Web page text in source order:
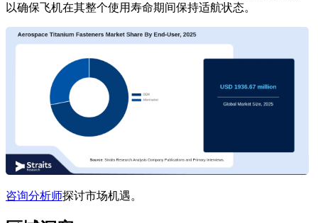
以确保飞机在其整个使用寿命期间保持适航状态。
咨询分析师探讨市场机遇。